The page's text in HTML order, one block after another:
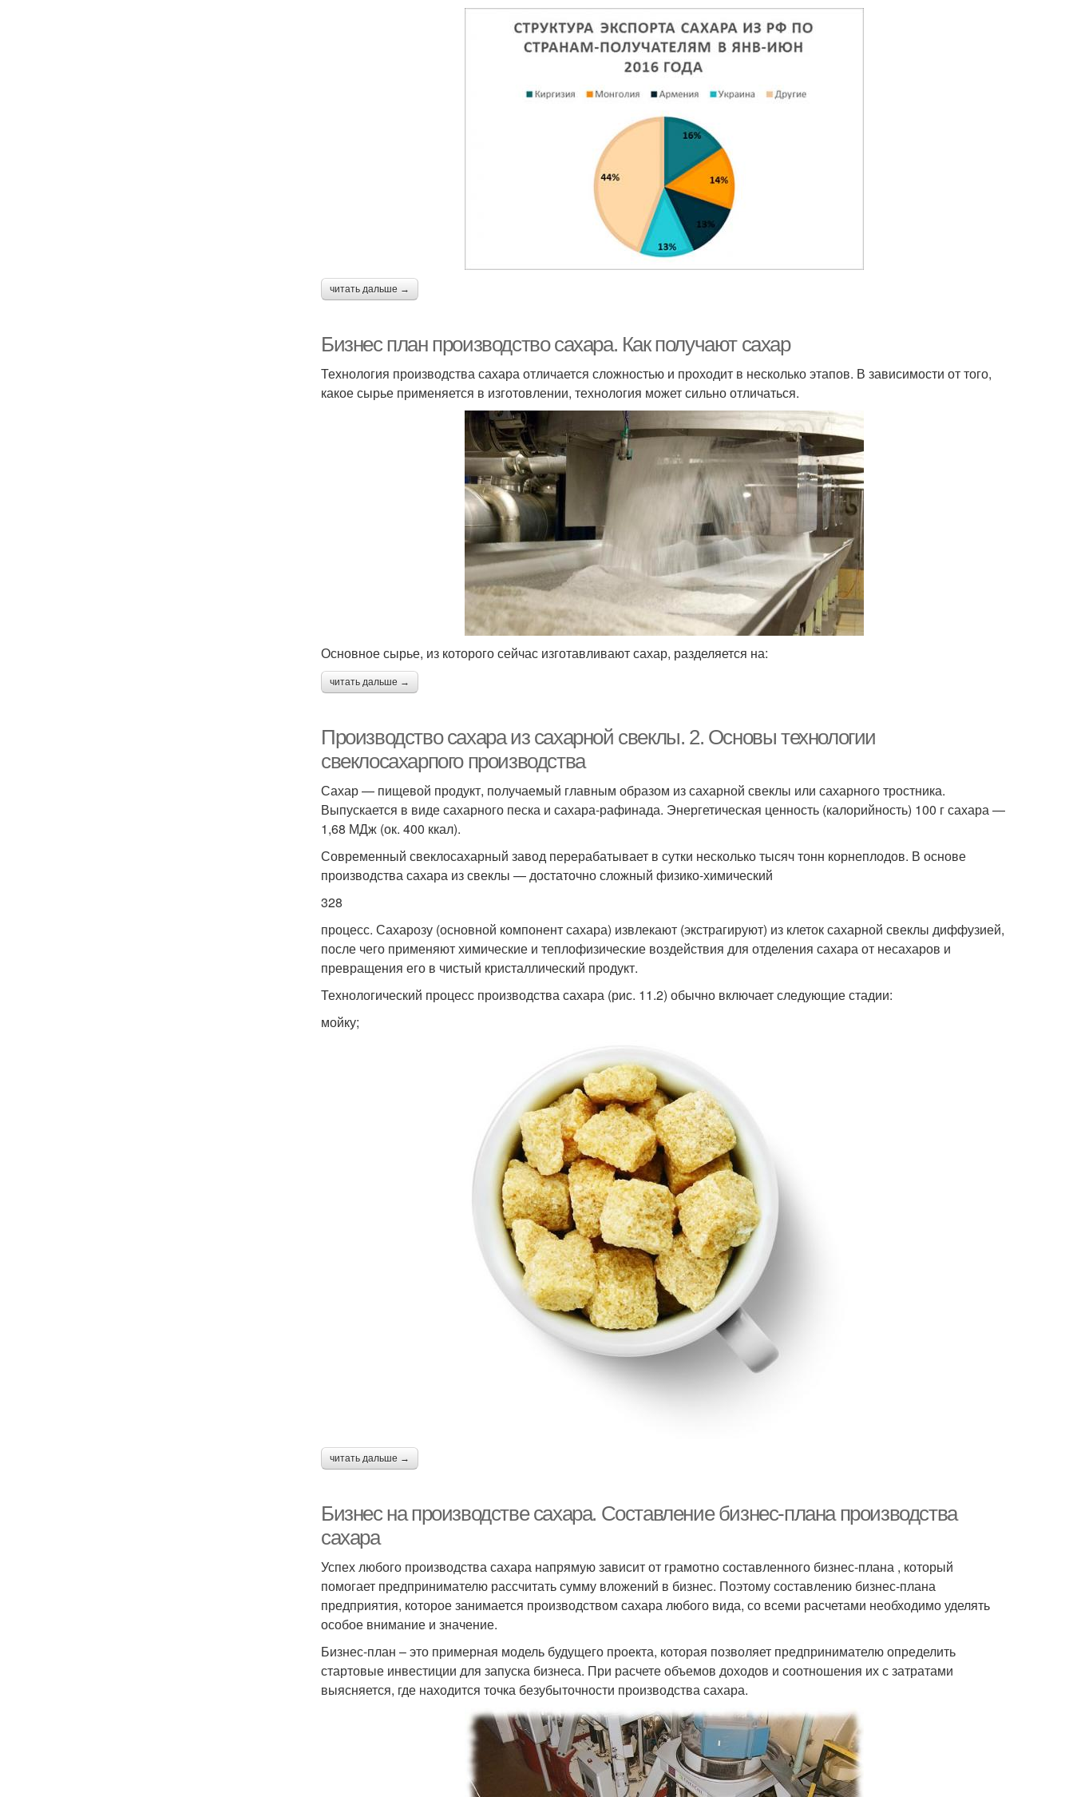
читать дальше →
Бизнес план производство сахара. Как получают сахар
Технология производства сахара отличается сложностью и проходит в несколько этапов. В зависимости от того,
какое сырье применяется в изготовлении, технология может сильно отличаться.
Основное сырье, из которого сейчас изготавливают сахар, разделяется на:
читать дальше →
Производство сахара из сахарной свеклы. 2. Основы технологии
свеклосахарпого производства
Сахар — пищевой продукт, получаемый главным образом из сахарной свеклы или сахарного тростника.
Выпускается в виде сахарного песка и сахара-рафинада. Энергетическая ценность (калорийность) 100 г сахара —
1,68 МДж (ок. 400 ккал).
Современный свеклосахарный завод перерабатывает в сутки несколько тысяч тонн корнеплодов. В основе
производства сахара из свеклы — достаточно сложный физико-химический
328
процесс. Сахарозу (основной компонент сахара) извлекают (экстрагируют) из клеток сахарной свеклы диффузией,
после чего применяют химические и теплофизические воздействия для отделения сахара от несахаров и
превращения его в чистый кристаллический продукт.
Технологический процесс производства сахара (рис. 11.2) обычно включает следующие стадии:
мойку;
читать дальше →
Бизнес на производстве сахара. Составление бизнес-плана производства
сахара
Успех любого производства сахара напрямую зависит от грамотно составленного бизнес-плана , который
помогает предпринимателю рассчитать сумму вложений в бизнес. Поэтому составлению бизнес-плана
предприятия, которое занимается производством сахара любого вида, со всеми расчетами необходимо уделять
особое внимание и значение.
Бизнес-план – это примерная модель будущего проекта, которая позволяет предпринимателю определить
стартовые инвестиции для запуска бизнеса. При расчете объемов доходов и соотношения их с затратами
выясняется, где находится точка безубыточности производства сахара.